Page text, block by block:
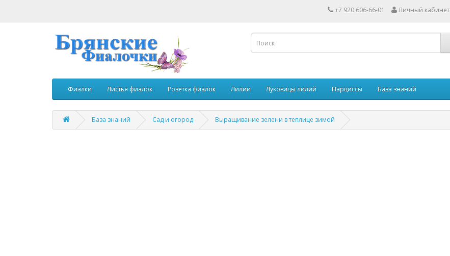
+7 920 606-66-01 Личный кабинет
Фиалки Листья фиалок Розетка фиалок Лилии Луковицы лилий Нарциссы База знаний
База знаний Сад и огород Выращивание зелени в теплице зимой